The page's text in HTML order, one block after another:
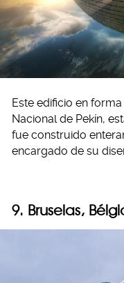
Este edificio en
Nacional de Pekín,
fue construido
encargado de su
9. Bruselas,